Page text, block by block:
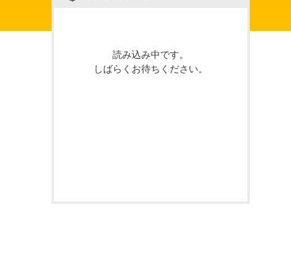
読み込み中です。
しばらくお待ちください。